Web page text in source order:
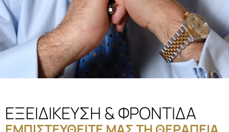
ΕΞΕΙΔΙΚΕΥΣΗ & ΦΡΟΝΤΙΔΑ